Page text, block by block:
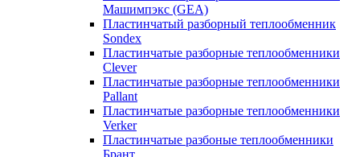
Машимпэкс (GEA)
Пластинчатый разборный теплообменник
Sondex
Пластинчатые разборные теплообменники
Clever
Пластинчатые разборные теплообменники
Pallant
Пластинчатые разборные теплообменники
Verker
Пластинчатые разбоные теплообменники
Брант